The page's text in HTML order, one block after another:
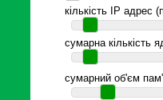
кількість IP адрес
сумарна кількість
сумарний об'єм